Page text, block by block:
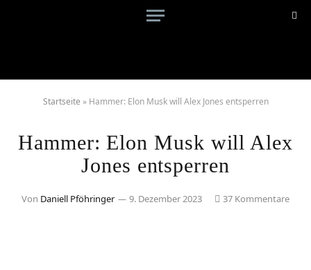
Startseite » Hammer: Elon Musk will Alex Jones entsperren
Hammer: Elon Musk will Alex
Jones entsperren
Von Daniell Pföhringer 9. Dezember 2023 37 Kommentare